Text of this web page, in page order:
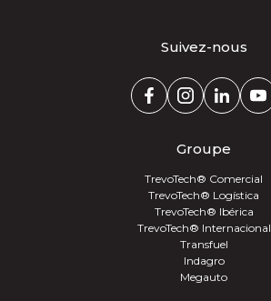
Suivez-nous
Groupe
TrevoTech® Comercial
TrevoTech® Logística
TrevoTech® Ibérica
TrevoTech® Internacional
Transfuel
Indagro
Megauto